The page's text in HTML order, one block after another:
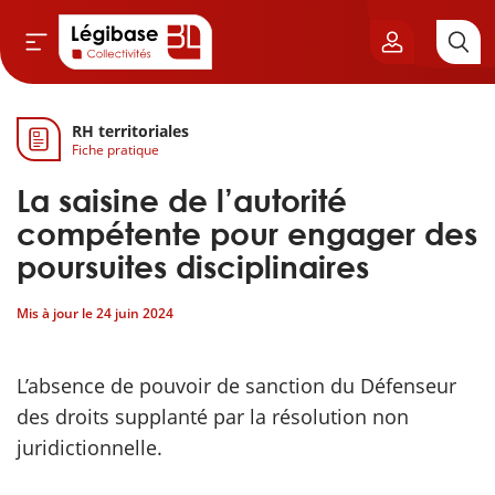
& Cimetières
& Élu local
& Finances locales
RH territoriales
Fiche pratique
La saisine de l’autorité
compétente pour engager des
poursuites disciplinaires
Mis à jour le24 juin 2024
L’absence de pouvoir de sanction du Défenseur
des droits supplanté par la résolution non
juridictionnelle.